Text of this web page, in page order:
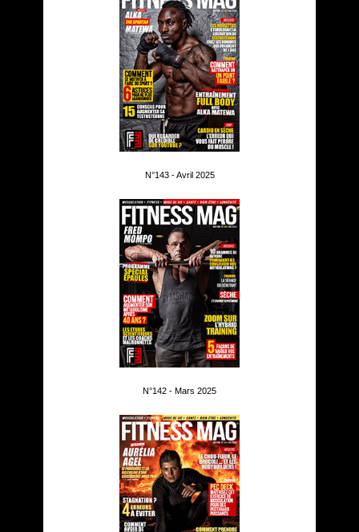
N°143 - Avril 2025
N°142 - Mars 2025